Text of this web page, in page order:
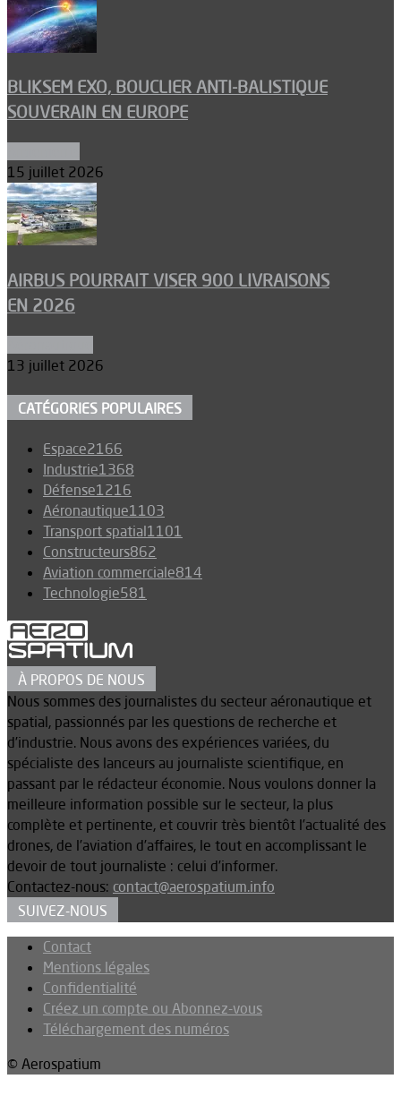
BLIKSEM EXO, BOUCLIER ANTI-BALISTIQUE
SOUVERAIN EN EUROPE
15 juillet 2026
AIRBUS POURRAIT VISER 900 LIVRAISONS
EN 2026
13 juillet 2026
CATÉGORIES POPULAIRES
Espace2166
Industrie1368
Défense1216
Aéronautique1103
Transport spatial1101
Constructeurs862
Aviation commerciale814
Technologie581
À PROPOS DE NOUS
Nous sommes des journalistes du secteur aéronautique et
spatial, passionnés par les questions de recherche et
d’industrie. Nous avons des expériences variées, du
spécialiste des lanceurs au journaliste scientifique, en
passant par le rédacteur économie. Nous voulons donner la
meilleure information possible sur le secteur, la plus
complète et pertinente, et couvrir très bientôt l’actualité des
drones, de l’aviation d’affaires, le tout en accomplissant le
devoir de tout journaliste : celui d’informer.
Contactez-nous: contact@aerospatium.info
SUIVEZ-NOUS
Contact
Mentions légales
Confidentialité
Créez un compte ou Abonnez-vous
Téléchargement des numéros
© Aerospatium